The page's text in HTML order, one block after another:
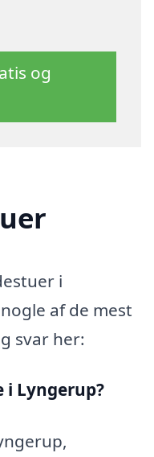
og
i
af de mest
svar her:
i Lyngerup?